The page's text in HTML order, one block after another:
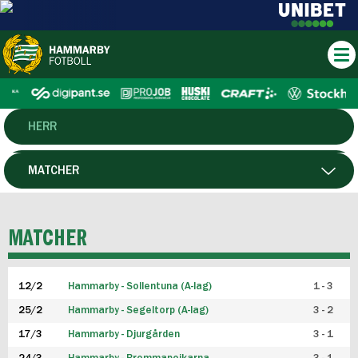
HERR
DAM
P19
F19
FUTSAL HERR
MATCHER
MATCHER
12/2 Hammarby - Sollentuna (A-lag) 1 - 3
25/2 Hammarby - Segeltorp (A-lag) 3 - 2
17/3 Hammarby - Djurgården 3 - 1